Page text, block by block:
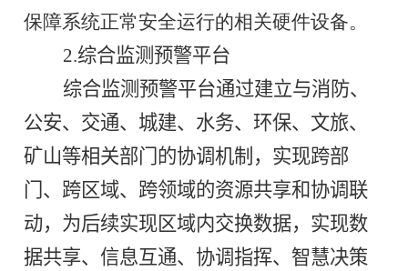
保障系统正常安全运行的相关硬件设备。
2.综合监测预警平台
综合监测预警平台通过建立与消防、
公安、交通、城建、水务、环保、文旅、
矿山等相关部门的协调机制，实现跨部
门、跨区域、跨领域的资源共享和协调联
动，为后续实现区域内交换数据，实现数
据共享、信息互通、协调指挥、智慧决策